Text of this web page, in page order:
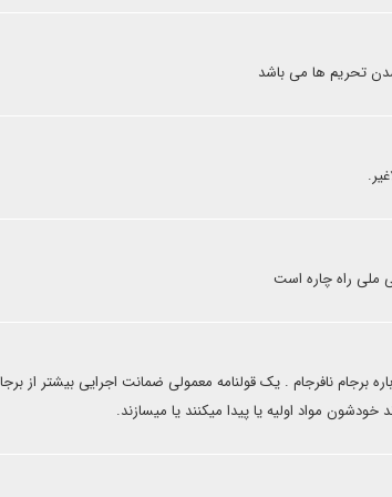
تحریم ها می باشد
ملی راه چاره است
برجام نافرجام . یک قولنامه معمولی ضمانت اجرایی بیشتر از
مواد اولیه یا پیدا میکنند یا میسازند.